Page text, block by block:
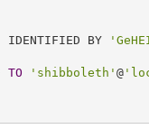
IDENTIFIED BY
TO 'shibboleth' @